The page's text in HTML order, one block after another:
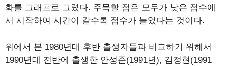
화를 그래프로 그렸다. 주목할 점은 모두가 낮은 점수에
서 시작하여 시간이 갈수록 점수가 늘었다는 것이다.
위에서 본 1980년대 후반 출생자들과 비교하기 위해서
1990년대 전반에 출생한 안성준(1991년), 김정현(1991